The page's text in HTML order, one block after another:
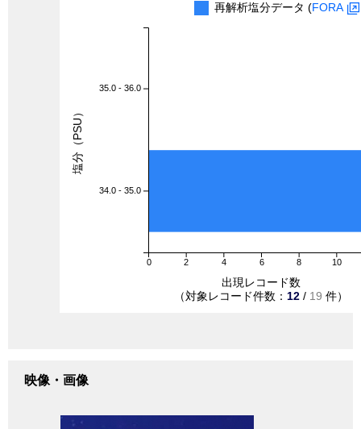
再解析塩分データ (FORA
0 2 4 6 8 10
35.0 - 36.0
34.0 - 35.0
出現レコード数
（対象レコード件数： 12 / 19 件）
塩分（PSU）
映像・画像